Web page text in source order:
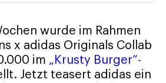
wurde im Rahmen
x adidas Originals Collab
im „Krusty Burger”-
Jetzt teasert adidas ein